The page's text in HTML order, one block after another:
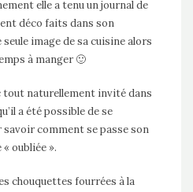
elle a tenu un journal de
déco faits dans son
image de sa cuisine alors
à manger 🙂
tout naturellement invité dans
a été possible de se
comment se passe son
oubliée ».
chouquettes fourrées à la